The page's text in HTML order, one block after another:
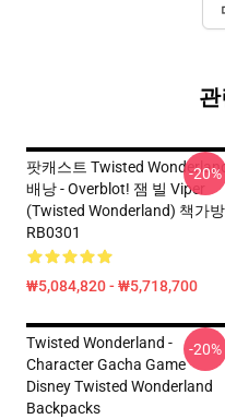
팟캐스트 Twisted
배낭 - Overblot! 잼 빌 Viper
(Twisted Wonderland) 책가방
RB0301
₩5,084,820 - ₩5,718,700
-20%
Twisted Wonderland -
Character Gacha Game
Disney Twisted Wonderland
Backpacks
-20%